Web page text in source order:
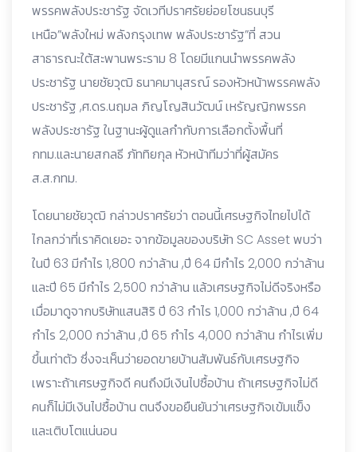
พรรคพลังประชารัฐ จัดเวทีปราศรัยย่อยโซนธนบุรี
เหนือ”พลังใหม่ พลังกรุงเทพ พลังประชารัฐ”ที่ สวน
สาธารณะใต้สะพานพระราม 8 โดยมีแกนนำพรรคพลัง
ประชารัฐ นายชัยวุฒิ ธนาคมานุสรณ์ รองหัวหน้าพรรคพลัง
ประชารัฐ ,ศ.ดร.นฤมล ภิญโญสินวัฒน์ เหรัญญิกพรรค
พลังประชารัฐ ในฐานะผู้ดูแลกำกับการเลือกตั้งพื้นที่
กทม.และนายสกลธี ภัททิยกุล หัวหน้าทีมว่าที่ผู้สมัคร
ส.ส.กทม.
โดยนายชัยวุฒิ กล่าวปราศรัยว่า ตอนนี้เศรษฐกิจไทยไปได้
ไกลกว่าที่เราคิดเยอะ จากข้อมูลของบริษัท SC Asset พบว่า
ในปี 63 มีกำไร 1,800 กว่าล้าน ,ปี 64 มีกำไร 2,000 กว่าล้าน
และปี 65 มีกำไร 2,500 กว่าล้าน แล้วเศรษฐกิจไม่ดีจริงหรือ
เมื่อมาดูจากบริษัทแสนสิริ ปี 63 กำไร 1,000 กว่าล้าน ,ปี 64
กำไร 2,000 กว่าล้าน ,ปี 65 กำไร 4,000 กว่าล้าน กำไรเพิ่ม
ขึ้นเท่าตัว ซึ่งจะเห็นว่ายอดขายบ้านสัมพันธ์กับเศรษฐกิจ
เพราะถ้าเศรษฐกิจดี คนถึงมีเงินไปซื้อบ้าน ถ้าเศรษฐกิจไม่ดี
คนก็ไม่มีเงินไปซื้อบ้าน ตนจึงขอยืนยันว่าเศรษฐกิจเข้มแข็ง
และเติบโตแน่นอน